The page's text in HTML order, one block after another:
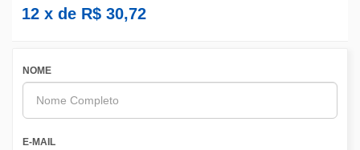
12 x de R$ 30,72
NOME
E-MAIL